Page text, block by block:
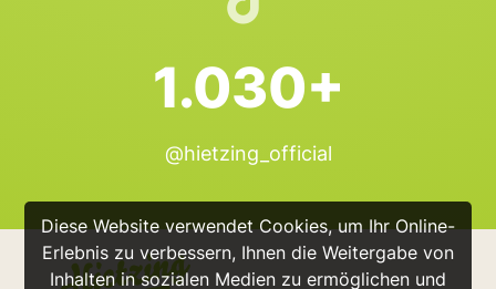
Diese Website verwendet Cookies, um Ihr Online-
Erlebnis zu verbessern, Ihnen die Weitergabe von
Inhalten in sozialen Medien zu ermöglichen und
1.030+
@hietzing_official